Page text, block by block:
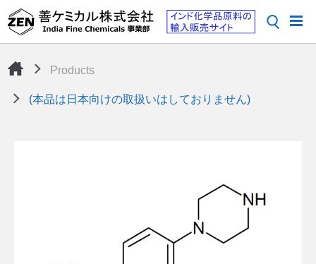
Products
(本品は日本向けの取扱いはしておりません)